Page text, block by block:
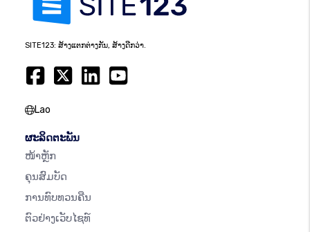
SITE123: ສ້າງແຕກຕ່າງກັນ, ສ້າງດີກວ່າ.
Lao
ຜະລິດຕະພັນ
ໜ້າຫຼັກ
ຄຸນສົມບັດ
ການທົບທວນຄືນ
ຕົວຢ່າງເວັບໄຊທ໌